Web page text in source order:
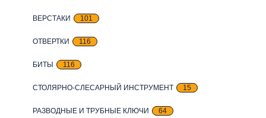
ВЕРСТАКИ 101
ОТВЕРТКИ 116
БИТЫ 116
СТОЛЯРНО-СЛЕСАРНЫЙ ИНСТРУМЕНТ 15
РАЗВОДНЫЕ И ТРУБНЫЕ КЛЮЧИ 64